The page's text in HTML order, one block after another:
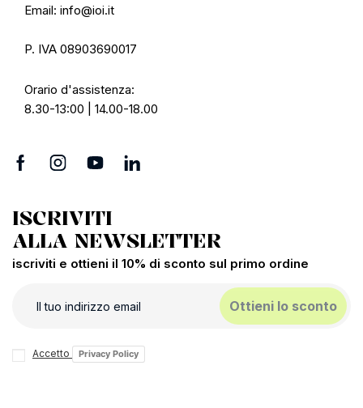
Email: info@ioi.it
P. IVA 08903690017
Orario d'assistenza:
8.30-13:00 | 14.00-18.00
ISCRIVITI
ALLA NEWSLETTER
iscriviti e ottieni il 10% di sconto sul primo ordine
Ottieni lo sconto
Accetto Privacy Policy